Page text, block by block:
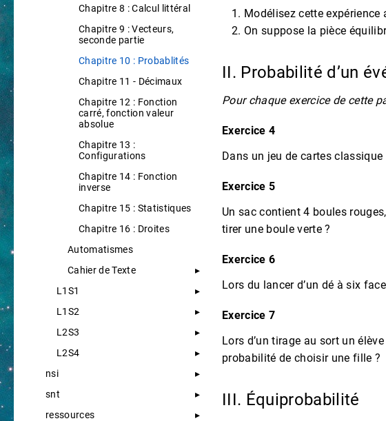
Chapitre 8 : Calcul littéral
Chapitre 9 : Vecteurs,
seconde partie
Chapitre 10 : Probablités
Chapitre 11 - Décimaux
Chapitre 12 : Fonction
carré, fonction valeur
absolue
Chapitre 13 :
Configurations
Chapitre 14 : Fonction
inverse
Chapitre 15 : Statistiques
Chapitre 16 : Droites
Automatismes
Cahier de Texte
L1S1
L1S2
L2S3
L2S4
nsi
snt
ressources
Modélisez cette expérience
On suppose la pièce
II. Probabilité d’un
Pour chaque exercice de cette
Exercice 4
Dans un jeu de cartes
Exercice 5
Un sac contient 4 boules
tirer une boule verte ?
Exercice 6
Lors du lancer d’un dé à six
Exercice 7
Lors d’un tirage au sort un
probabilité de choisir une fille ?
III. Équiprobabilité